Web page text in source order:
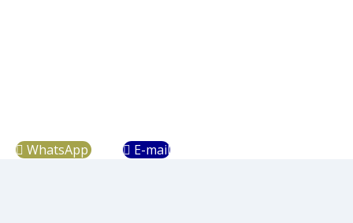
WhatsApp E-mail